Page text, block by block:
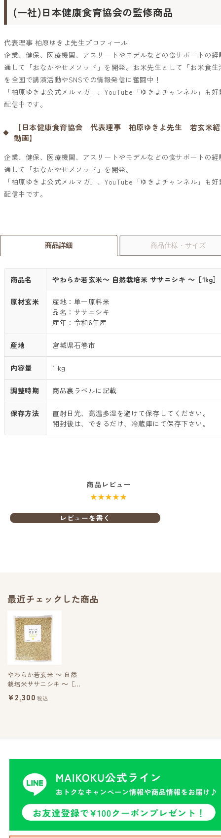
(一社)日本健康食育協会の監修商品
代表理事 柏原ゆきよ先生プロフィール
企業、健保、医療機関、アスリートやモデルなどの食サポートの経
通して「おなかやせメソッド」を開発。お米先生として「お米食生
を全国で講演活動やSNSでの情報発信に奮闘中！
「柏原ゆきよ公式メルマガ」、YouTube「ゆきよチャンネル」も好
配信中です。
【日本健康食育協会 代表理事 柏原ゆきよ先生 若玄米
動画】
企業、健保、医療機関、アスリートやモデルなどの食サポートの経
通して「おなかやせメソッド」を開発。
「柏原ゆきよ公式メルマガ 」、YouTube「ゆきよチャンネル 」も好
配信中です。
商品詳細 商品仕様・サイズ
商品名 やわらか若玄米～ 自然栽培米 ササニシキ ～［1kg］
原材玄米
産地：単一原料米
品名：ササニシキ
産年：令和6年産
産地 宮城県石巻市
内容量 1 kg
調整時期 商品裏ラベルに記載
保存方法
直射日光、高温多湿を避けて保存してください。
開封後は、できるだけ、冷蔵庫にて保存下さい。
商品レビュー
★★★★★
レビューを書く
最近チェックした商品
やわらか若玄米 ～ 自然
栽培米ササニシキ ～［1k
g］宮城県石巻市産
¥2,300 税込